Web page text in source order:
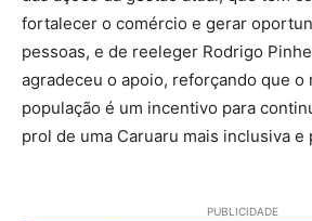
fortalecer o comércio e gerar
pessoas, e de reeleger Rodrigo
agradeceu o apoio, reforçando que
população é um incentivo para
prol de uma Caruaru mais inclusiva e
PUBLICIDADE